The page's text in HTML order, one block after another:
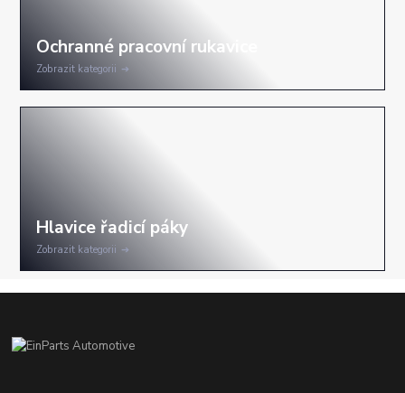
Zobrazit kategorii
Zobrazit kategorii